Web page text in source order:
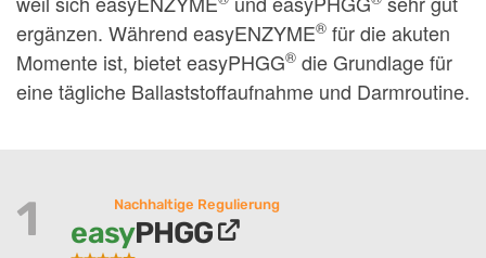
ergänzen. Während easyENZYME® für die akuten
Momente ist, bietet easyPHGG® die Grundlage für
eine tägliche Ballaststoffaufnahme und Darmroutine.
1 Nachhaltige Regulierung
easyPHGG